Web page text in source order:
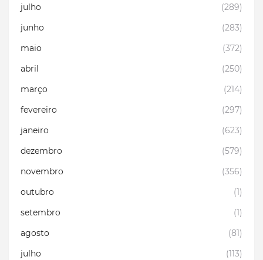
julho
(289)
junho
(283)
maio
(372)
abril
(250)
março
(214)
fevereiro
(297)
janeiro
(623)
dezembro
(579)
novembro
(356)
outubro
(1)
setembro
(1)
agosto
(81)
julho
(113)